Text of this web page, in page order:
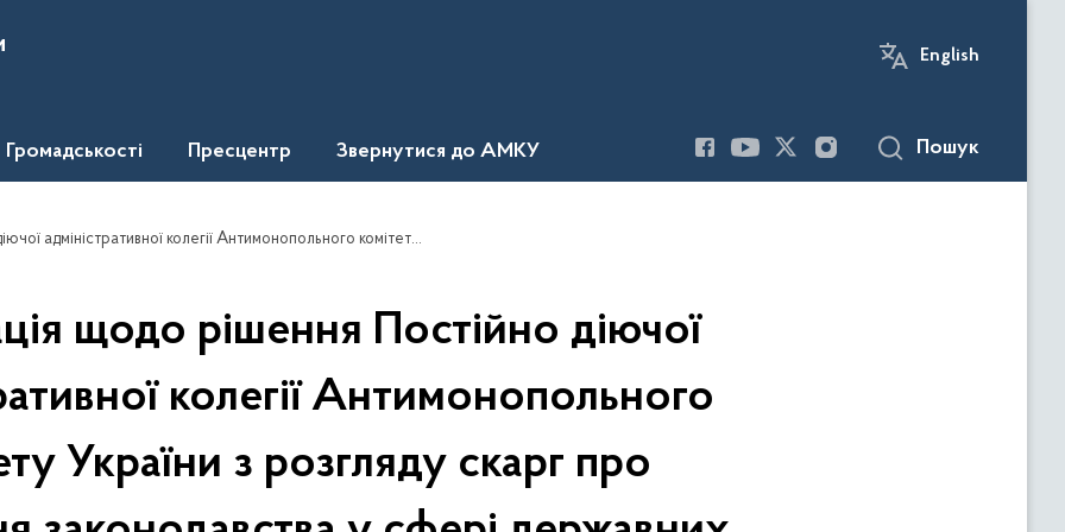
English
Громадськості Пресцентр Звернутися до АМКУ Пошук
з розгляду скарг про порушення законодавства у сфері державних закупівель стосовно скарги приватного підприємства "Промбудсервіс-Косів".
щодо рішення Постійно діючої
колегії Антимонопольного
України з розгляду скарг про